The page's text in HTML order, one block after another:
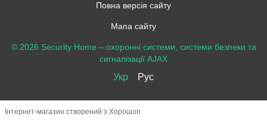
Повна версія сайту
Мапа сайту
© 2026 Security Home – охоронні системи, системи безпеки та
сигналізації AJAX
Укр Рус
Інтернет-магазин створений з Хорошоп